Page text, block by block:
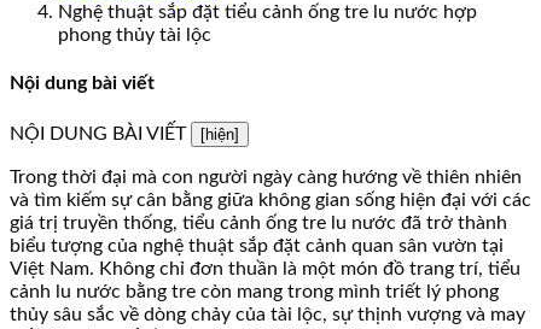
Nghệ thuật sắp đặt tiểu cảnh ống tre lu nước hợp
phong thủy tài lộc
Nội dung bài viết
NỘI DUNG BÀI VIẾT [hiện]
Trong thời đại mà con người ngày càng hướng về thiên nhiên
và tìm kiếm sự cân bằng giữa không gian sống hiện đại với các
giá trị truyền thống, tiểu cảnh ống tre lu nước đã trở thành
biểu tượng của nghệ thuật sắp đặt cảnh quan sân vườn tại
Việt Nam. Không chỉ đơn thuần là một món đồ trang trí, tiểu
cảnh lu nước bằng tre còn mang trong mình triết lý phong
thủy sâu sắc về dòng chảy của tài lộc, sự thịnh vượng và may